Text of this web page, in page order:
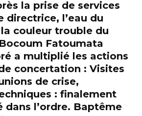
la prise de services
directrice, l’eau du
couleur trouble du
Fatoumata
a multiplié les actions
concertation : Visites
de crise,
: finalement
l’ordre. Baptême